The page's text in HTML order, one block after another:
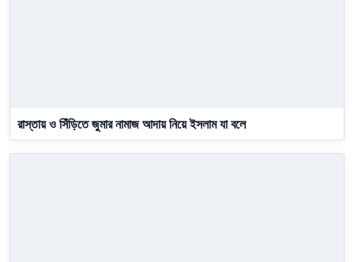
রাস্তায় ও সিঁড়িতে জুমার নামাজ আদায় নিয়ে ইসলাম যা বলে